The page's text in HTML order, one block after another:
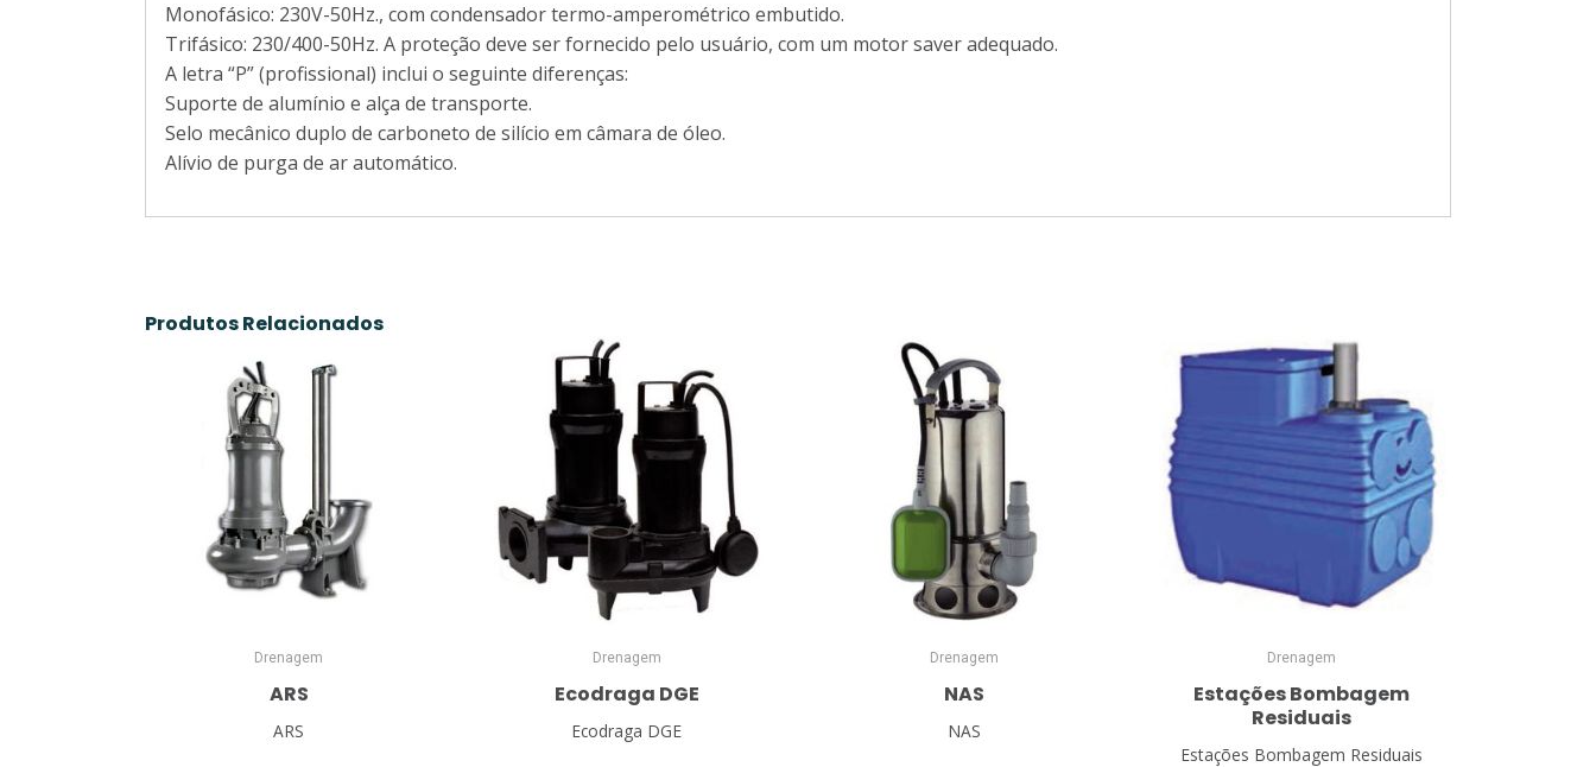
Monofásico: 230V-50Hz., com condensador termo-amperométrico embutido.
Trifásico: 230/400-50Hz. A proteção deve ser fornecido pelo usuário, com um motor saver adequado.
A letra “P” (profissional) inclui o seguinte diferenças:
Suporte de alumínio e alça de transporte.
Selo mecânico duplo de carboneto de silício em câmara de óleo.
Alívio de purga de ar automático.
Produtos Relacionados
Drenagem
ARS
ARS
Drenagem
Ecodraga DGE
Ecodraga DGE
Drenagem
NAS
NAS
Drenagem
Estações Bombagem
Residuais
Estações Bombagem Residuais